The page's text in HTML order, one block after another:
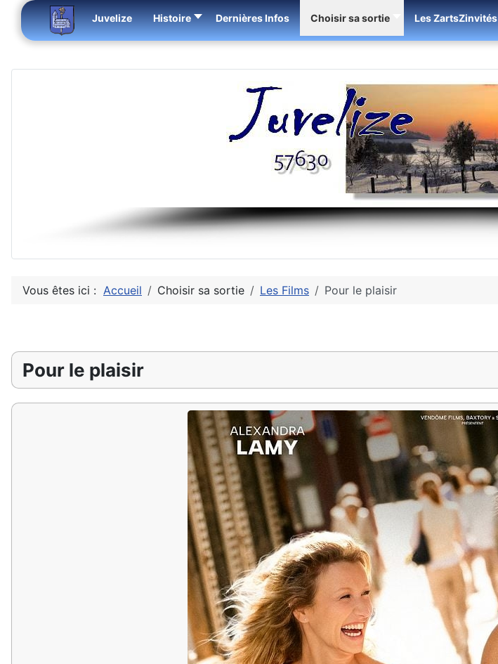
Juvelize Histoire Dernières Infos Choisir sa sortie Les ZartsZinvités
Vous êtes ici : Accueil Choisir sa sortie Les Films Pour le plaisir
Pour le plaisir